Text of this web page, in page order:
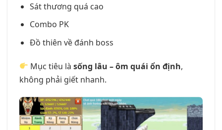
Sát thương quá cao
Combo PK
Đồ thiên về đánh boss
Mục tiêu làsống lâu – ôm quái ổn định,
không phải giết nhanh.